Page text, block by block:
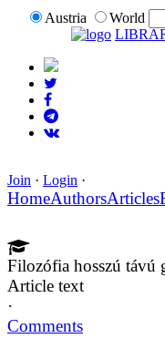
Austria
World
Join · Login ·
HomeAuthorsArticles
Filozófia hosszú távú
Article text
·
Comments